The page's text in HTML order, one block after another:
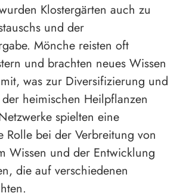
Klostergärten auch zu
und der
Mönche reisten oft
und brachten neues Wissen
was zur Diversifizierung und
heimischen Heilpflanzen
spielten eine
Rolle bei der Verbreitung von
Wissen und der Entwicklung
die auf verschiedenen